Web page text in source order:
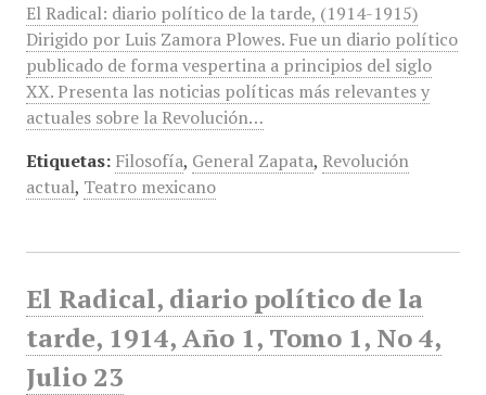
El Radical: diario político de la tarde, (1914-1915)
Dirigido por Luis Zamora Plowes. Fue un diario político
publicado de forma vespertina a principios del siglo
XX. Presenta las noticias políticas más relevantes y
actuales sobre la Revolución…
Etiquetas: Filosofía, General Zapata, Revolución
actual, Teatro mexicano
El Radical, diario político de la
tarde, 1914, Año 1, Tomo 1, No 4,
Julio 23